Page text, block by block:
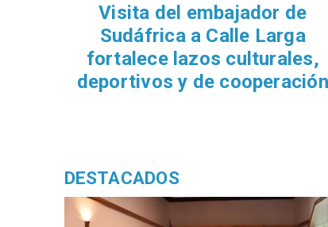
del embajador de
a Calle Larga
lazos culturales,
y de cooperación
DESTACADOS